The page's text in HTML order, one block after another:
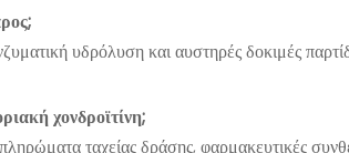
υδρόλυση και αυστηρές δοκιμές
χονδροϊτίνη;
ταχείας δράσης, φαρμακευτικές